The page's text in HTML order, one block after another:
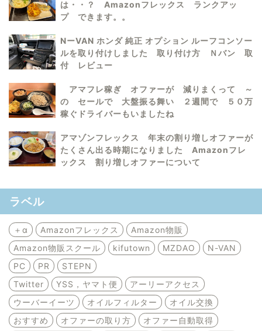
は・・？ Amazonフレックス ランクアッ
プ できます。。
NーVAN ホンダ 純正 オプション ルーフコンソー
ルを取り付けしました 取り付け方 Ｎバン 取
付 レビュー
アマフレ稼ぎ オファーが 減りまくって ～
の セールで 大盤振る舞い ２週間で ５０万
稼ぐドライバーもいましたね
アマゾンフレックス 年末の割り増しオファーが
たくさん出る時期になりました Amazonフレ
ックス 割り増しオファーについて
ラベル
＋α Amazonフレックス
Amazon物販
Amazon物販スクール
kifutown MZDAO
N-VAN
PC
PR
STEPN
Twitter
YSS，ヤマト便
アーリーアクセス
ウーバーイーツ
オイルフィルター
オイル交換
おすすめ
オファーの取り方
オファー自動取得